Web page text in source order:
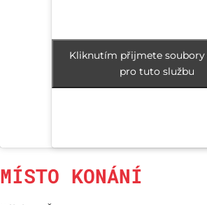
MÍSTO KONÁNÍ
Kliknutím přijmete soubory
pro tuto službu
Kliknutím přijmete soubory
pro tuto službu